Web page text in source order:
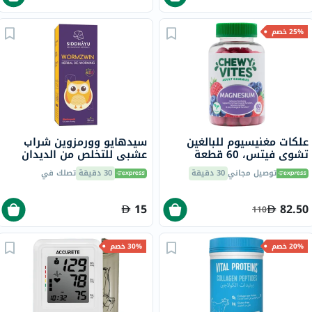
25% خصم
علكات مغنيسيوم للبالغين
تشوي فيتس، 60 قطعة
توصيل مجاني30 دقيقة
82.50
110
سيدهايو وورمزوين شراب
عشبي للتخلص من الديدان
بنكهة الفاكهة للأطفال 150
مل 30 دقيقة تصلك في
15
20% خصم 30% خصم